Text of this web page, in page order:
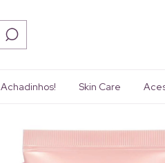
Achadinhos! Skin Care